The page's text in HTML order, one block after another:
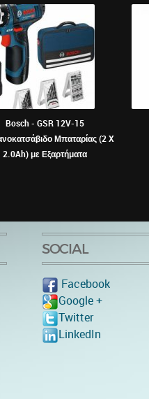
Bosch - GSR 12V-15
Μπαταρίας (2 X
2.0Ah) με Εξαρτήματα
SOCIAL
Facebook
Google +
Twitter
LinkedIn